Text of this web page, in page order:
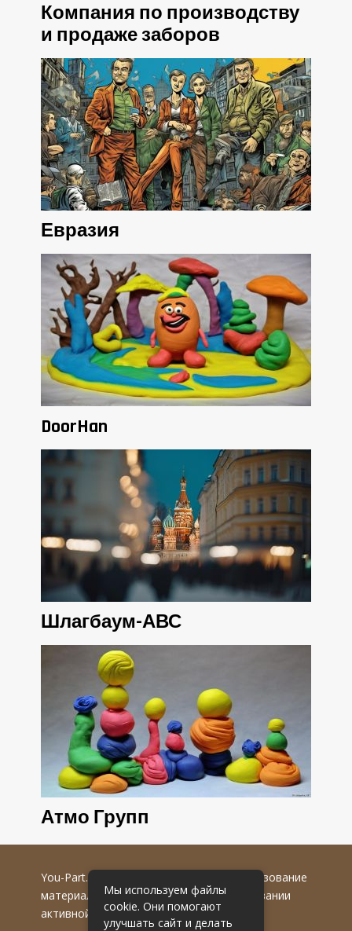
Компания по производству
и продаже заборов
Евразия
DoorHan
Шлагбаум-АВС
Атмо Групп
You-Part.ru
© 2016-2022 гг. Любое использование
материалов допускается только при указании
активной гиперссылки на первоисточник.
Мы используем файлы
cookie. Они помогают
улучшать сайт и делать